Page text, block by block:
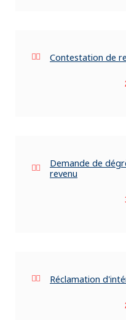
Contestation de
Demande de
revenu
Réclamation